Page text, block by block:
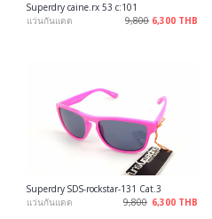
Superdry caine.rx 53 c:101
แว่นกันแดด
9,800 6,300 THB
Superdry SDS-rockstar-131 Cat.3
แว่นกันแดด
9,800 6,300 THB